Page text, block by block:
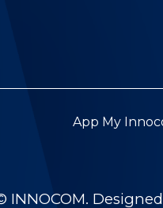
App My
INNOCOM.